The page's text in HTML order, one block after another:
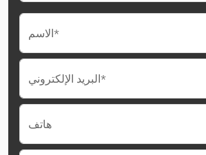
الاسم*
البريد الإلكتروني*
هاتف